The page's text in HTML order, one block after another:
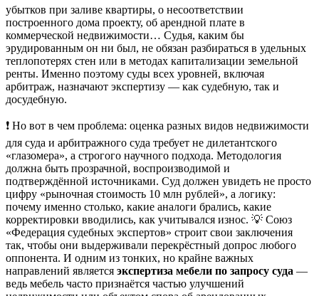
убытков при заливе квартиры, о несоответствии
построенного дома проекту, об арендной плате в
коммерческой недвижимости… Судья, каким бы
эрудированным он ни был, не обязан разбираться в удельных
теплопотерях стен или в методах капитализации земельной
ренты. Именно поэтому суды всех уровней, включая
арбитраж, назначают экспертизу — как судебную, так и
досудебную.
❗ Но вот в чем проблема: оценка разных видов недвижимости
для суда и арбитражного суда требует не дилетантского
«глазомера», а строгого научного подхода. Методология
должна быть прозрачной, воспроизводимой и
подтверждённой источниками. Суд должен увидеть не просто
цифру «рыночная стоимость 10 млн рублей», а логику:
почему именно столько, какие аналоги брались, какие
корректировки вводились, как учитывался износ. 💡 Союз
«Федерация судебных экспертов» строит свои заключения
так, чтобы они выдерживали перекрёстный допрос любого
оппонента. И одним из тонких, но крайне важных
направлений является экспертиза мебели по запросу суда —
ведь мебель часто признаётся частью улучшений